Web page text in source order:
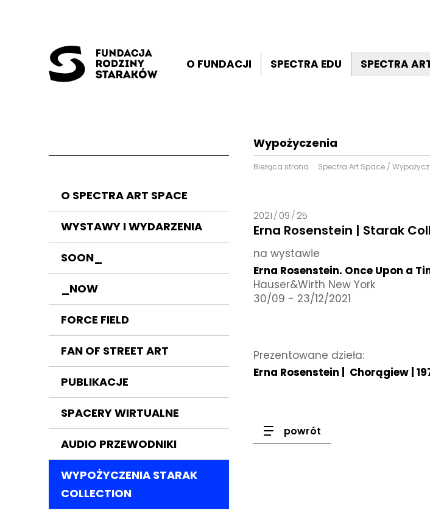
O FUNDACJI SPECTRA EDU SPECTRA
O SPECTRA ART SPACE
WYSTAWY I WYDARZENIA
SOON_
_NOW
FORCE FIELD
FAN OF STREET ART
PUBLIKACJE
SPACERY WIRTUALNE
AUDIO PRZEWODNIKI
WYPOŻYCZENIA STARAK
COLLECTION
Wypożyczenia
Bieżąca strona Spectra Art Space /
2021/09/25
Erna Rosenstein | Starak
na wystawie
Erna Rosenstein. Once Upon a
Hauser&Wirth New York
30/09 - 23/12/2021
Prezentowane dzieła:
Erna Rosenstein | Chorągiew |
powrót